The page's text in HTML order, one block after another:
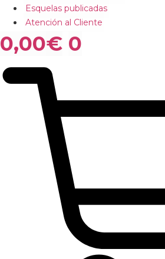
Esquelas publicadas
Atención al Cliente
0,00€ 0